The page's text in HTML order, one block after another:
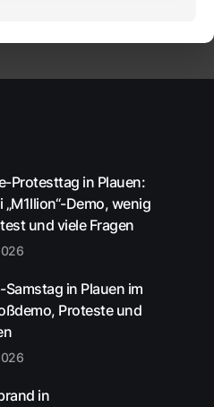
Protesttag in Plauen:
„M1llion“-Demo, wenig
und viele Fragen
Samstag in Plauen im
Proteste und
in